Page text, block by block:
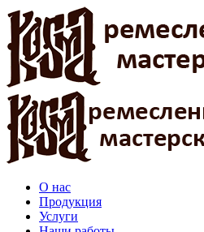
О нас
Продукция
Услуги